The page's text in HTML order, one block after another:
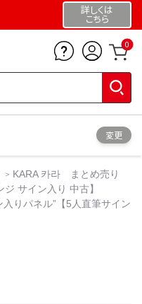
詳しくは
こちら
0
変更
KARA 카라 まとめ売り
サイン入り 中古】
りパネル”【5人直筆サイン